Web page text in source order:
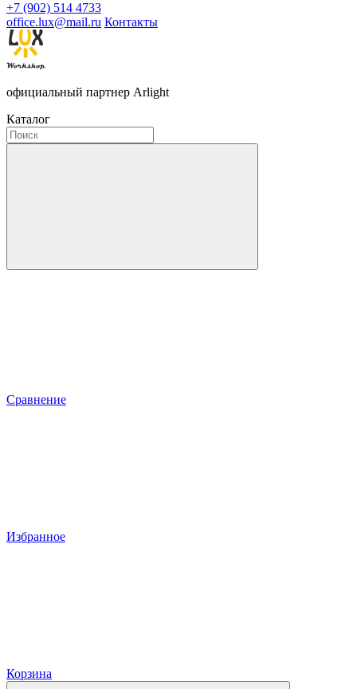
+7 (902) 514 4733
office.lux@mail.ru Контакты
официальный партнер Arlight
Каталог
Сравнение
Избранное
Корзина